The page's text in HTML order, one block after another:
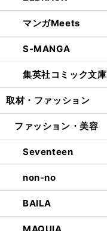
マンガMeets
S-MANGA
集英社コミック文庫
取材・ファッション
ファッション・美容
Seventeen
non-no
BAILA